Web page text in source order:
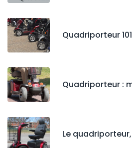
Quadriporteur 101
Quadriporteur :
Le